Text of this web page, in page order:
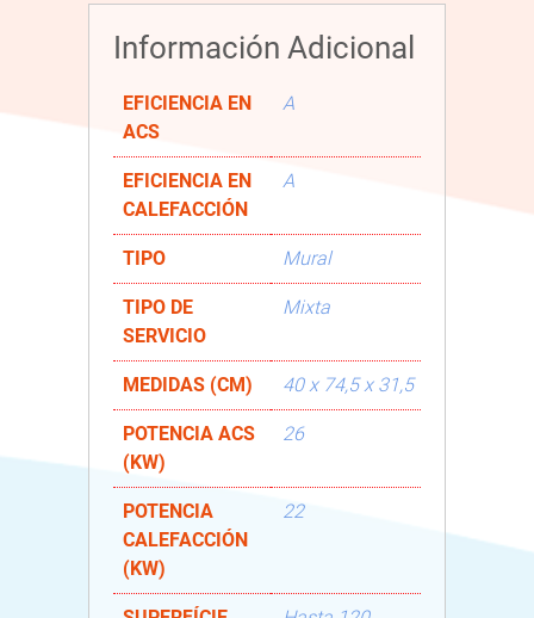
Información Adicional
EFICIENCIA EN
ACS
A
EFICIENCIA EN
CALEFACCIÓN
A
TIPO Mural
TIPO DE
SERVICIO
Mixta
MEDIDAS (CM) 40 x 74,5 x 31,5
POTENCIA ACS
(KW)
26
POTENCIA
CALEFACCIÓN
(KW)
22